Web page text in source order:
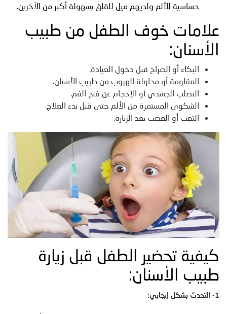
حساسية للألم ولديهم ميل للقلق بسهولة أكبر من الآخرين.
علامات خوف الطفل من طبيب
الأسنان:
البكاء أو الصراخ قبل دخول العيادة.
المقاومة أو محاولة الهروب من طبيب الأسنان.
التصلب الجسدي أو الإحجام عن فتح الفم.
الشكوى المستمرة من الألم حتى قبل بدء العلاج.
التعب أو الغضب بعد الزيارة.
كيفية تحضير الطفل قبل زيارة
طبيب الأسنان:
1- التحدث بشكل إيجابي: